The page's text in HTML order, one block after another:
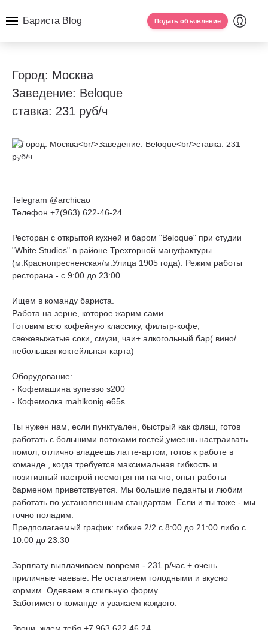
Бариста Blog Подать объявление
Город: Москва
Заведение: Beloque
ставка: 231 руб/ч
Telegram @archicao
Телефон +7(963) 622-46-24
Ресторан с открытой кухней и баром "Beloque" при студии
"White Studios" в районе Трехгорной мануфактуры
(м.Краснопресненская/м.Улица 1905 года). Режим работы
ресторана - с 9:00 до 23:00.
Ищем в команду бариста.
Работа на зерне, которое жарим сами.
Готовим всю кофейную классику, фильтр-кофе,
свежевыжатые соки, смузи, чаи+ алкогольный бар( вино/
небольшая коктейльная карта)
Оборудование:
- Кофемашина synesso s200
- Кофемолка mahlkonig e65s
Ты нужен нам, если пунктуален, быстрый как флэш, готов
работать с большими потоками гостей,умеешь настраивать
помол, отлично владеешь латте-артом, готов к работе в
команде , когда требуется максимальная гибкость и
позитивный настрой несмотря ни на что, опыт работы
барменом приветствуется. Мы большие педанты и любим
работать по установленным стандартам. Если и ты тоже - мы
точно поладим.
Предполагаемый график: гибкие 2/2 с 8:00 до 21:00 либо с
10:00 до 23:30
Зарплату выплачиваем вовремя - 231 р/час + очень
приличные чаевые. Не оставляем голодными и вкусно
кормим. Одеваем в стильную форму.
Заботимся о команде и уважаем каждого.